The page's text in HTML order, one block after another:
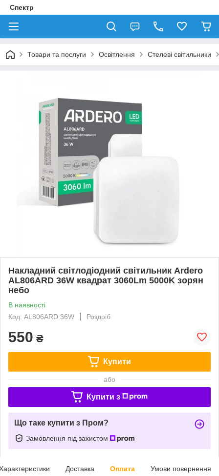
Спектр
Товари та послуги Освітлення Стелеві світильники
Накладний світлодіодний світильник Ardero
AL806ARD 36W квадрат 3060Lm 5000K зорян
небо
В наявності
Код: AL806ARD 36W
Роздріб
550 ₴
Купити
або
Купити з
Що таке купити з Пром?
Замовлення під захистом
Доставка Оплата Умови повернення